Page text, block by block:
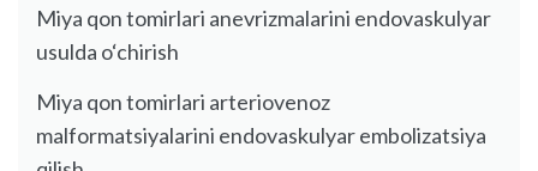
Miya qon tomirlari anevrizmalarini endovaskulyar
usulda o‘chirish
Miya qon tomirlari arteriovenoz
malformatsiyalarini endovaskulyar embolizatsiya